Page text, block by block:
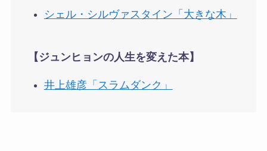
シェル・シルヴァスタイン「大きな木」
【ジュンヒョンの人生を変えた本】
井上雄彦「スラムダンク」